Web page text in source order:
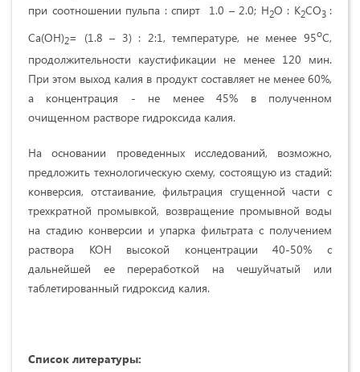
при соотношении пульпа : спирт 1.0 – 2.0; Н2О : К2СО3 :
Са(ОН)2= (1.8 – 3) : 2:1, температуре, не менее 95оС,
продолжительности каустификации не менее 120 мин.
При этом выход калия в продукт составляет не менее 60%,
а концентрация - не менее 45% в полученном
очищенном растворе гидроксида калия.
На основании проведенных исследований, возможно,
предложить технологическую схему, состоящую из стадий:
конверсия, отстаивание, фильтрация сгущенной части с
трехкратной промывкой, возвращение промывной воды
на стадию конверсии и упарка фильтрата с получением
раствора КОН высокой концентрации 40-50% с
дальнейшей ее переработкой на чешуйчатый или
таблетированный гидроксид калия.
Список литературы: